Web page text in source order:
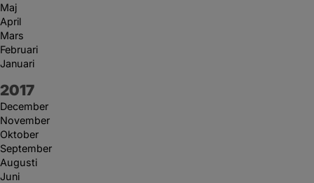
Maj
April
Mars
Februari
Januari
År:
2017
December
November
Oktober
September
Augusti
Juni